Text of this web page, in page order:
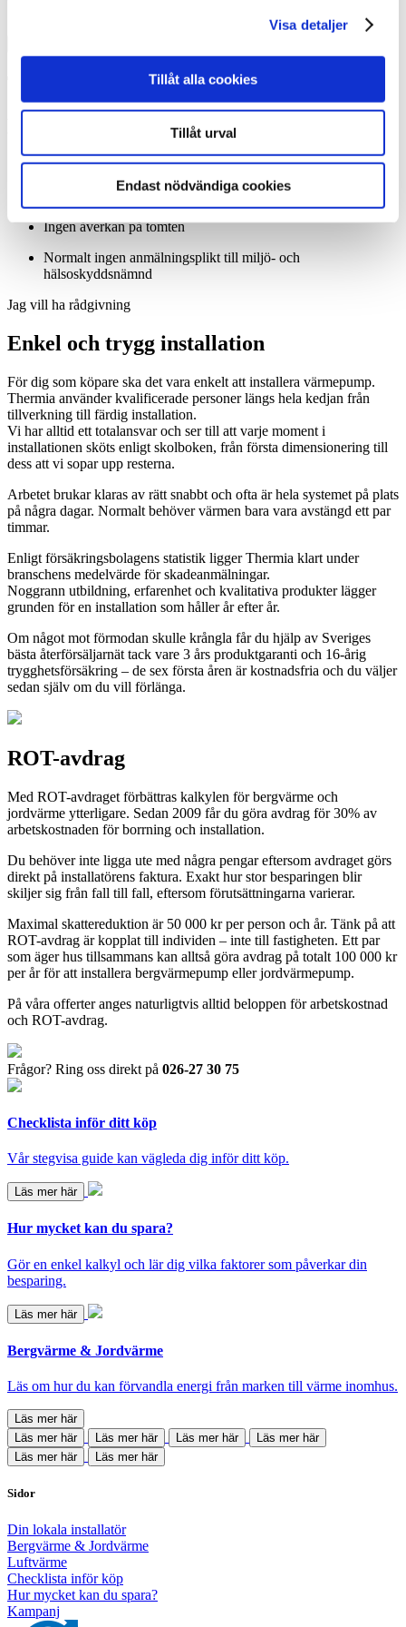
Visa detaljer
Tillåt alla cookies
Tillåt urval
Endast nödvändiga cookies
Tack! Vi återkommer snarast.
Ett bra alternativ för dig som inte vill eller får borra/gräva
Lägre investeringskostnad än bergvärme/jordvärme
Ingen åverkan på tomten
Normalt ingen anmälningsplikt till miljö- och
hälsoskyddsnämnd
Jag vill ha rådgivning
Enkel och trygg installation
För dig som köpare ska det vara enkelt att installera värmepump.
Thermia använder kvalificerade personer längs hela kedjan från
tillverkning till färdig installation.
Vi har alltid ett totalansvar och ser till att varje moment i
installationen sköts enligt skolboken, från första dimensionering till
dess att vi sopar upp resterna.
Arbetet brukar klaras av rätt snabbt och ofta är hela systemet på plats
på några dagar. Normalt behöver värmen bara vara avstängd ett par
timmar.
Enligt försäkringsbolagens statistik ligger Thermia klart under
branschens medelvärde för skadeanmälningar.
Noggrann utbildning, erfarenhet och kvalitativa produkter lägger
grunden för en installation som håller år efter år.
Om något mot förmodan skulle krångla får du hjälp av Sveriges
bästa återförsäljarnät tack vare 3 års produktgaranti och 16-årig
trygghetsförsäkring – de sex första åren är kostnadsfria och du väljer
sedan själv om du vill förlänga.
ROT-avdrag
Med ROT-avdraget förbättras kalkylen för bergvärme och
jordvärme ytterligare. Sedan 2009 får du göra avdrag för 30% av
arbetskostnaden för borrning och installation.
Du behöver inte ligga ute med några pengar eftersom avdraget görs
direkt på installatörens faktura. Exakt hur stor besparingen blir
skiljer sig från fall till fall, eftersom förutsättningarna varierar.
Maximal skattereduktion är 50 000 kr per person och år. Tänk på att
ROT-avdrag är kopplat till individen – inte till fastigheten. Ett par
som äger hus tillsammans kan alltså göra avdrag på totalt 100 000 kr
per år för att installera bergvärmepump eller jordvärmepump.
På våra offerter anges naturligtvis alltid beloppen för arbetskostnad
och ROT-avdrag.
Frågor? Ring oss direkt på 026-27 30 75
Checklista inför ditt köp
Vår stegvisa guide kan vägleda dig inför ditt köp.
Läs mer här
Hur mycket kan du spara?
Gör en enkel kalkyl och lär dig vilka faktorer som påverkar din
besparing.
Läs mer här
Bergvärme & Jordvärme
Läs om hur du kan förvandla energi från marken till värme inomhus.
Läs mer här
Läs mer här
Läs mer här Läs mer här
Läs mer här
Läs mer här
Läs mer här
Sidor
Din lokala installatör
Bergvärme & Jordvärme
Luftvärme
Checklista inför köp
Hur mycket kan du spara?
Kampanj